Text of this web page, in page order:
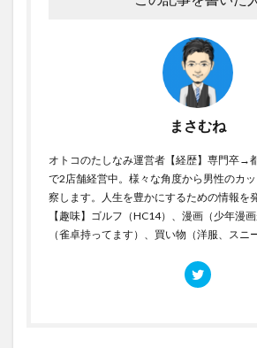
まさむね
オトコのたしなみ運営者【経歴】専門卒→
で2店舗経営中。様々な角度から男性のカ
察します。人生を豊かにするための情報を
【趣味】ゴルフ（HC14）、漫画（少年漫
（雀卓持ってます）、買い物（洋服、スニ